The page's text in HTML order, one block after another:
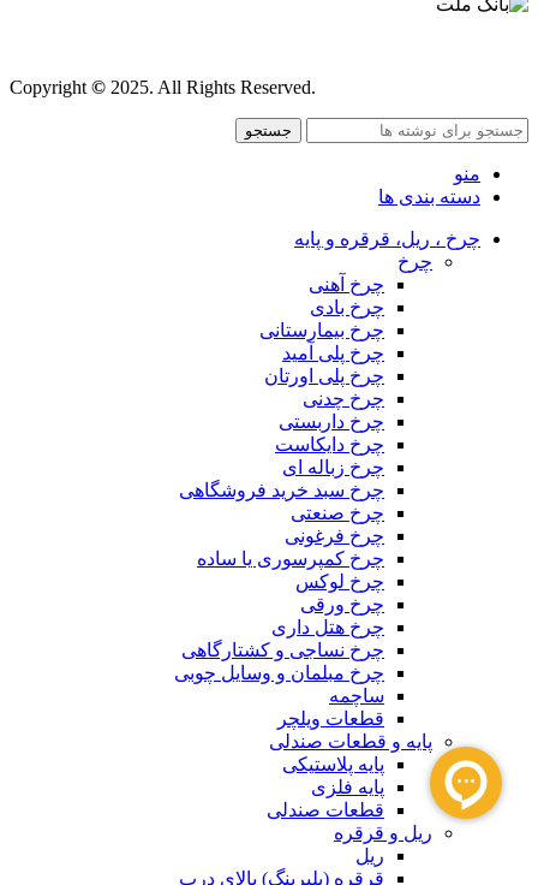
Copyright© 2025. All Rights Reserved.
جستجو
منو
دسته بندی ها
چرخ ، ریل، قرقره و پایه
چرخ
چرخ آهنی
چرخ بادی
چرخ بیمارستانی
چرخ پلی آمید
چرخ پلی اورتان
چرخ چدنی
چرخ داربستی
چرخ دایکاست
چرخ زباله ای
چرخ سبد خرید فروشگاهی
چرخ صنعتی
چرخ فرغونی
چرخ کمپرسوری یا ساده
چرخ لوکس
چرخ ورقی
چرخ هتل داری
چرخ نساجی و کشتارگاهی
چرخ مبلمان و وسایل چوبی
ساچمه
قطعات ویلچر
پایه و قطعات صندلی
پایه پلاستیکی
پایه فلزی
قطعات صندلی
ریل و قرقره
ریل
قرقره (بلبرینگ) بالای درب